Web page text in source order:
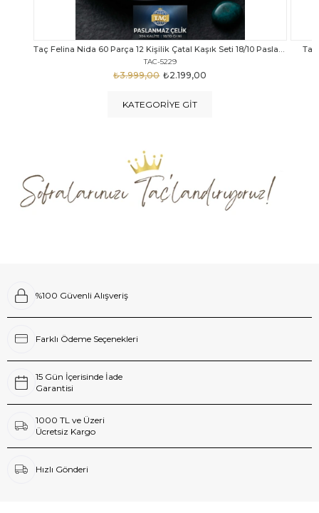
Taç Calista Tivoli 72 Parça 12 Kişilik Çatal Kaşık Bıçak Seti
TAC-5040
₺2.999,00
₺4.289,00
Taç
KATEGORIYE GIT
%100 Güvenli Alışveriş
Farklı Ödeme Seçenekleri
15 Gün İçerisinde İade
Garantisi
1000 TL ve Üzeri
Ücretsiz Kargo
Hızlı Gönderi